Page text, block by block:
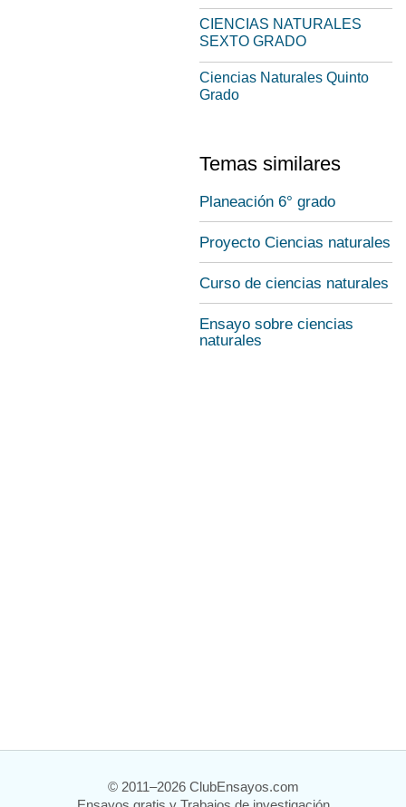
CIENCIAS NATURALES
SEXTO GRADO
Ciencias Naturales Quinto
Grado
Temas similares
Planeación 6° grado
Proyecto Ciencias naturales
Curso de ciencias naturales
Ensayo sobre ciencias
naturales
© 2011–2026 ClubEnsayos.com